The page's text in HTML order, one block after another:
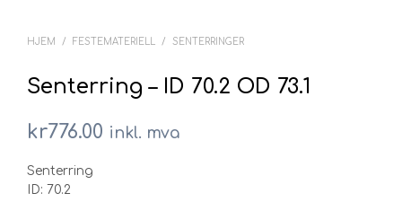
HJEM / FESTEMATERIELL / SENTERRINGER
Senterring – ID 70.2 OD 73.1
kr776.00 inkl. mva
Senterring
ID: 70.2